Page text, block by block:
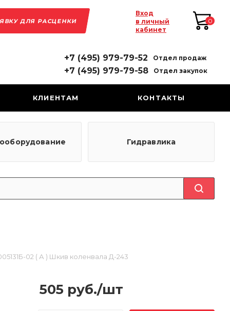
0
Вход
в личный
кабинет
ДЛЯ РАСЦЕНКИ
+7 (495) 979-79-52 Отдел продаж
+7 (495) 979-79-58 Отдел закупок
КЛИЕНТАМ КОНТАКТЫ
Гидравлика
02 ( А ) Шкив коленвала Д-243
505 руб./шт